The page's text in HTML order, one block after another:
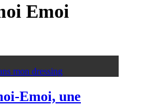
Emoi
mon dressing
Emoi, une